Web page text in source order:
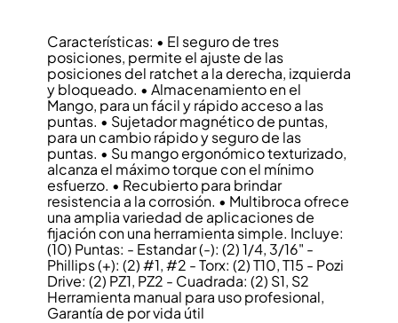
Características: • El seguro de tres
posiciones, permite el ajuste de las
posiciones del ratchet a la derecha, izquierda
y bloqueado. • Almacenamiento en el
Mango, para un fácil y rápido acceso a las
puntas. • Sujetador magnético de puntas,
para un cambio rápido y seguro de las
puntas. • Su mango ergonómico texturizado,
alcanza el máximo torque con el mínimo
esfuerzo. • Recubierto para brindar
resistencia a la corrosión. • Multibroca ofrece
una amplia variedad de aplicaciones de
fijación con una herramienta simple. Incluye:
(10) Puntas: - Estandar (-): (2) 1/4, 3/16" -
Phillips (+): (2) #1, #2 - Torx: (2) T10, T15 - Pozi
Drive: (2) PZ1, PZ2 - Cuadrada: (2) S1, S2
Herramienta manual para uso profesional,
Garantía de por vida útil